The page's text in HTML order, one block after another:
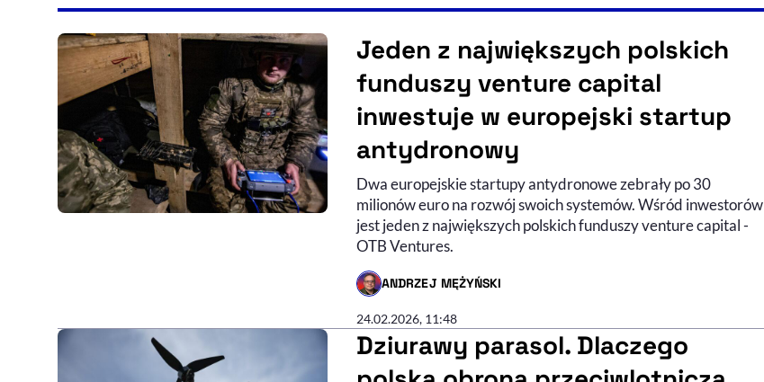
Jeden z największych polskich
funduszy venture capital
inwestuje w europejski startup
antydronowy
Dwa europejskie startupy antydronowe zebrały po 30
milionów euro na rozwój swoich systemów. Wśród inwestorów
jest jeden z największych polskich funduszy venture capital -
OTB Ventures.
ANDRZEJ MĘŻYŃSKI
- AUTOR ARTYKUŁU - PROFIL
24.02.2026, 11:48
Dziurawy parasol. Dlaczego